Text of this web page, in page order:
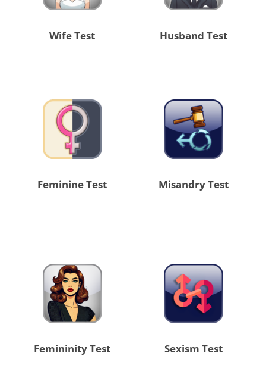
Wife Test Husband Test
Feminine Test Misandry Test
Femininity Test Sexism Test